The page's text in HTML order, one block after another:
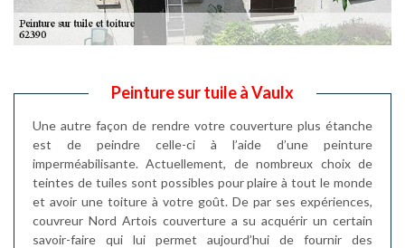
Peinture sur tuile à Vaulx
Une autre façon de rendre votre couverture plus étanche
est de peindre celle-ci à l’aide d’une peinture
imperméabilisante. Actuellement, de nombreux choix de
teintes de tuiles sont possibles pour plaire à tout le monde
et avoir une toiture à votre goût. De par ses expériences,
couvreur Nord Artois couverture a su acquérir un certain
savoir-faire qui lui permet aujourd’hui de fournir des